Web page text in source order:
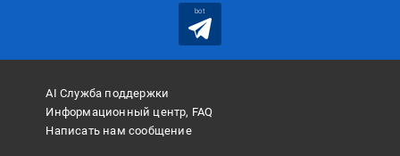
bot
AI Служба поддержки
Информационный центр, FAQ
Написать нам сообщение